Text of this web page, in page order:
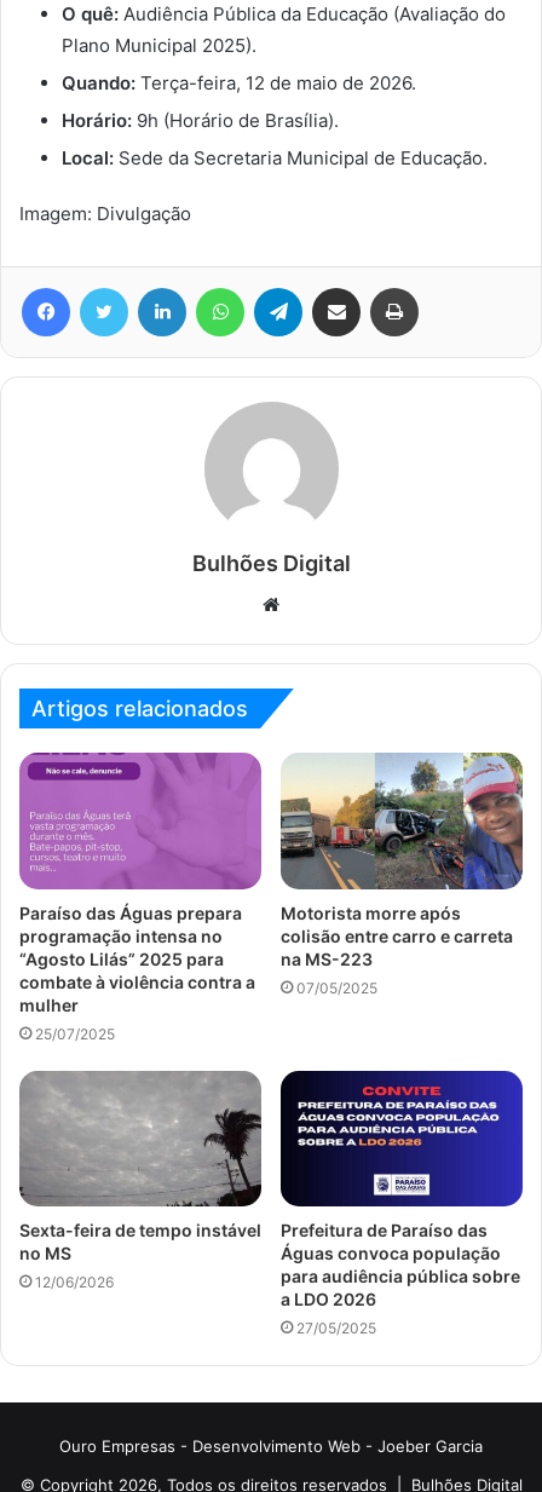
O quê: Audiência Pública da Educação (Avaliação do
Plano Municipal 2025).
Quando: Terça-feira, 12 de maio de 2026.
Horário: 9h (Horário de Brasília).
Local: Sede da Secretaria Municipal de Educação.
Imagem: Divulgação
FacebookTwitter Linkedin WhatsAppTelegram Compartilhar via e-mail
Bulhões Digital
Website
Artigos relacionados
Paraíso das Águas prepara
programação intensa no
“Agosto Lilás” 2025 para
combate à violência contra a
mulher
25/07/2025
Motorista morre após
colisão entre carro e carreta
na MS-223
07/05/2025
Sexta-feira de tempo instável
no MS
12/06/2026
Prefeitura de Paraíso das
Águas convoca população
para audiência pública sobre
a LDO 2026
27/05/2025
Ouro Empresas - Desenvolvimento Web - Joeber Garcia
© Copyright 2026, Todos os direitos reservados | Bulhões Digital